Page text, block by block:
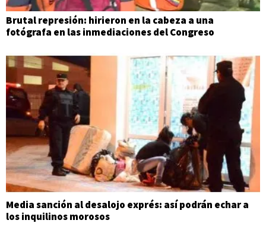
Brutal represión: hirieron en la cabeza a una
fotógrafa en las inmediaciones del Congreso
Media sanción al desalojo exprés: así podrán echar a
los inquilinos morosos